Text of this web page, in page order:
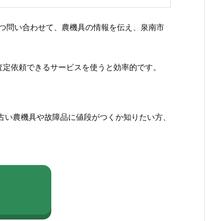
問い合わせて、農機具の情報を伝え、泉南市
依頼できるサービスを使うと効率的です。
農機具や故障品に値段がつくか知りたい方、